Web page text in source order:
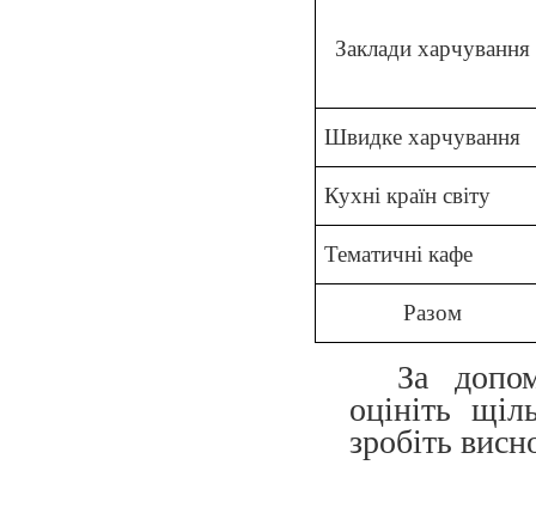
Заклади харчування
Швидке харчування
Кухні країн світу
Тематичні кафе
Разом
За
оцініть
зробіть